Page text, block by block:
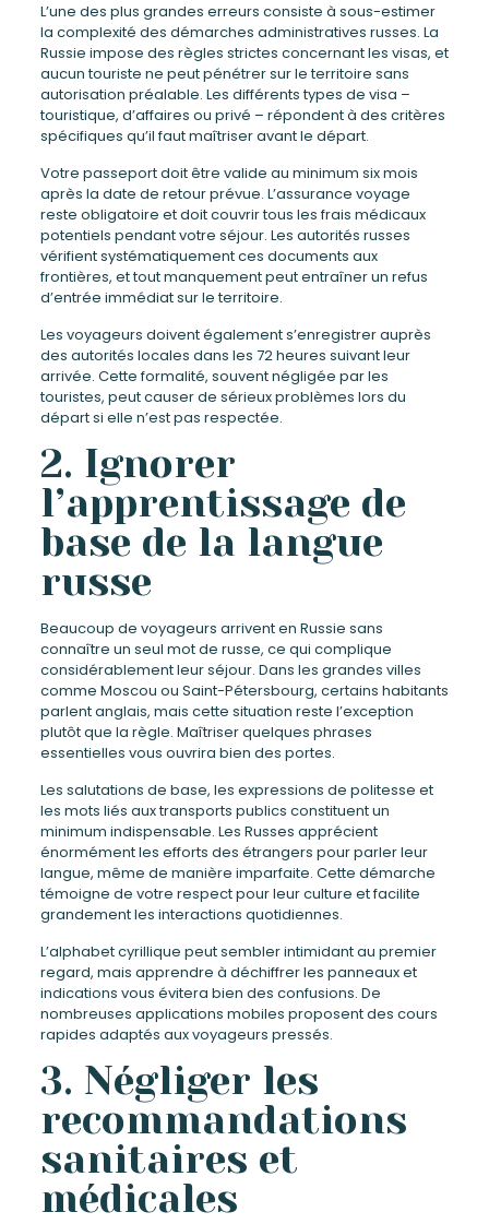
L’une des plus grandes erreurs consiste à sous-estimer
la complexité des démarches administratives russes. La
Russie impose des règles strictes concernant les visas, et
aucun touriste ne peut pénétrer sur le territoire sans
autorisation préalable. Les différents types de visa –
touristique, d’affaires ou privé – répondent à des critères
spécifiques qu’il faut maîtriser avant le départ.
Votre passeport doit être valide au minimum six mois
après la date de retour prévue. L’assurance voyage
reste obligatoire et doit couvrir tous les frais médicaux
potentiels pendant votre séjour. Les autorités russes
vérifient systématiquement ces documents aux
frontières, et tout manquement peut entraîner un refus
d’entrée immédiat sur le territoire.
Les voyageurs doivent également s’enregistrer auprès
des autorités locales dans les 72 heures suivant leur
arrivée. Cette formalité, souvent négligée par les
touristes, peut causer de sérieux problèmes lors du
départ si elle n’est pas respectée.
2. Ignorer
l’apprentissage de
base de la langue
russe
Beaucoup de voyageurs arrivent en Russie sans
connaître un seul mot de russe, ce qui complique
considérablement leur séjour. Dans les grandes villes
comme Moscou ou Saint-Pétersbourg, certains habitants
parlent anglais, mais cette situation reste l’exception
plutôt que la règle. Maîtriser quelques phrases
essentielles vous ouvrira bien des portes.
Les salutations de base, les expressions de politesse et
les mots liés aux transports publics constituent un
minimum indispensable. Les Russes apprécient
énormément les efforts des étrangers pour parler leur
langue, même de manière imparfaite. Cette démarche
témoigne de votre respect pour leur culture et facilite
grandement les interactions quotidiennes.
L’alphabet cyrillique peut sembler intimidant au premier
regard, mais apprendre à déchiffrer les panneaux et
indications vous évitera bien des confusions. De
nombreuses applications mobiles proposent des cours
rapides adaptés aux voyageurs pressés.
3. Négliger les
recommandations
sanitaires et
médicales